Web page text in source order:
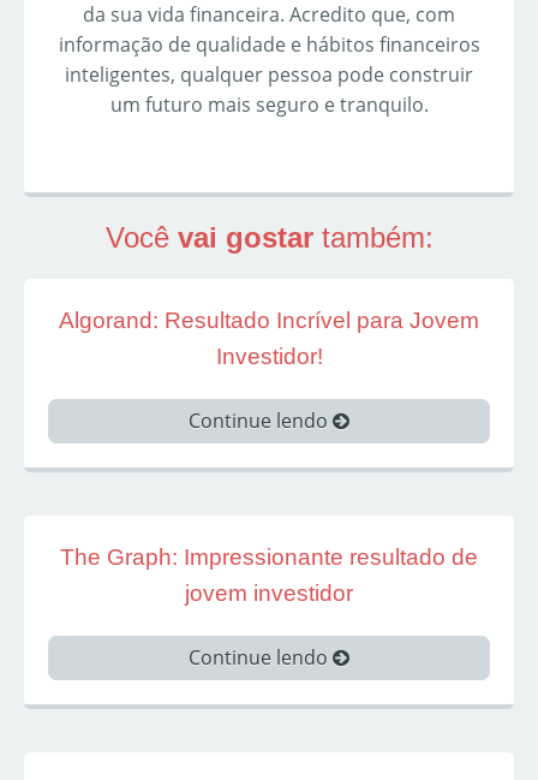
da sua vida financeira. Acredito que, com
informação de qualidade e hábitos financeiros
inteligentes, qualquer pessoa pode construir
um futuro mais seguro e tranquilo.
Você vai gostartambém:
Algorand: Resultado Incrível para Jovem
Investidor!
Continue lendo
The Graph: Impressionante resultado de
jovem investidor
Continue lendo